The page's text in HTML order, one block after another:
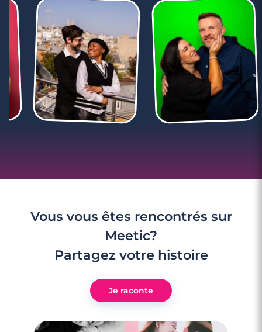
Vous vous êtes rencontrés sur
Meetic?
Partagez votre histoire
Je raconte